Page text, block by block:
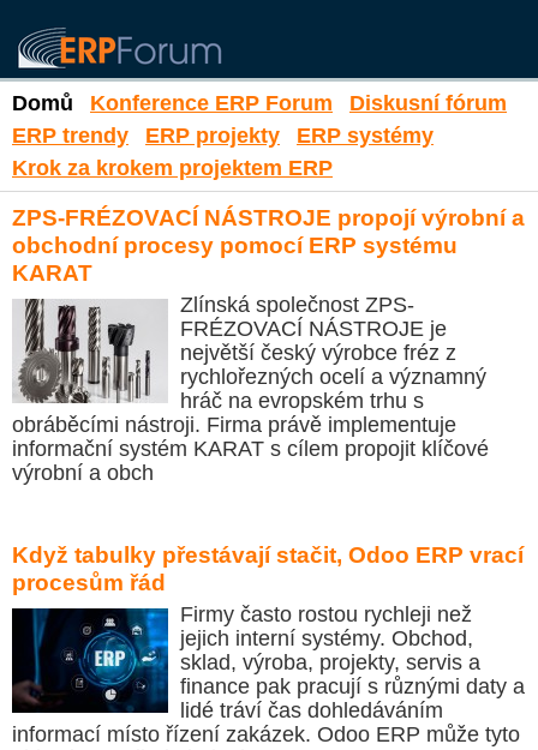
Domů Konference ERP Forum
Diskusní fórum
ERP trendy
ERP projekty
ERP systémy
Krok za krokem projektem ERP
ZPS-FRÉZOVACÍ NÁSTROJE propojí výrobní a
obchodní procesy pomocí ERP systému
KARAT
Zlínská společnost ZPS-
FRÉZOVACÍ NÁSTROJE je
největší český výrobce fréz z
rychlořezných ocelí a významný
hráč na evropském trhu s
obráběcími nástroji. Firma právě implementuje
informační systém KARAT s cílem propojit klíčové
výrobní a obch
Když tabulky přestávají stačit, Odoo ERP vrací
procesům řád
Firmy často rostou rychleji než
jejich interní systémy. Obchod,
sklad, výroba, projekty, servis a
finance pak pracují s různými daty a
lidé tráví čas dohledáváním
informací místo řízení zakázek. Odoo ERP může tyto